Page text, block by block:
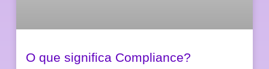
O que significa Compliance?